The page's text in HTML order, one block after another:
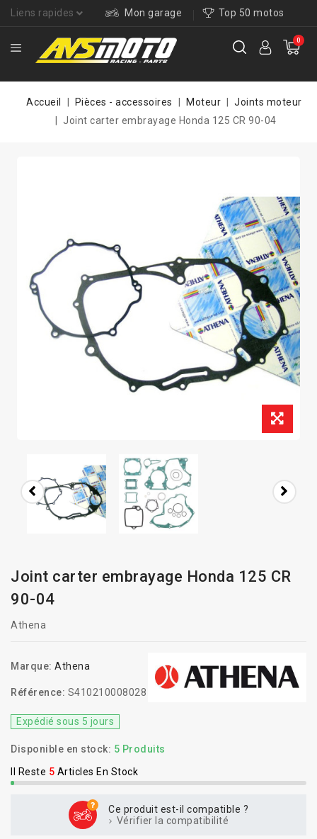
Liens rapides Mon garage Top 50 motos
0
Accueil Pièces - accessoires Moteur
Joints moteur
Joint carter embrayage Honda 125 CR 90-04
Joint carter embrayage Honda 125 CR
90-04
Athena
Marque: Athena
Référence: S410210008028
Expédié sous 5 jours
Disponible en stock: 5 Produits
Il Reste 5 Articles En Stock
Ce produit est-il compatible ?
Vérifier la compatibilité